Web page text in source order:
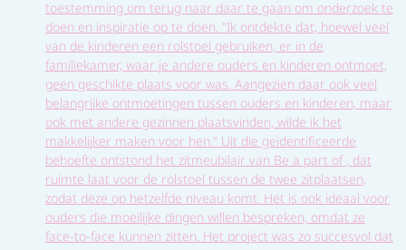
toestemming om terug naar daar te gaan om onderzoek te
doen en inspiratie op te doen. "Ik ontdekte dat, hoewel veel
van de kinderen een rolstoel gebruiken, er in de
familiekamer, waar je andere ouders en kinderen ontmoet,
geen geschikte plaats voor was. Aangezien daar ook veel
belangrijke ontmoetingen tussen ouders en kinderen, maar
ook met andere gezinnen plaatsvinden, wilde ik het
makkelijker maken voor hen." Uit die geïdentificeerde
behoefte ontstond het zitmeubilair van Be a part of , dat
ruimte laat voor de rolstoel tussen de twee zitplaatsen,
zodat deze op hetzelfde niveau komt. Het is ook ideaal voor
ouders die moeilijke dingen willen bespreken, omdat ze
face-to-face kunnen zitten. Het project was zo succesvol dat